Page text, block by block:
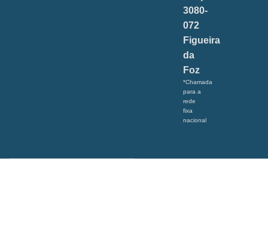
3080-
072
Figueira
da
Foz
*Chamada
para a
rede
fixa
nacional